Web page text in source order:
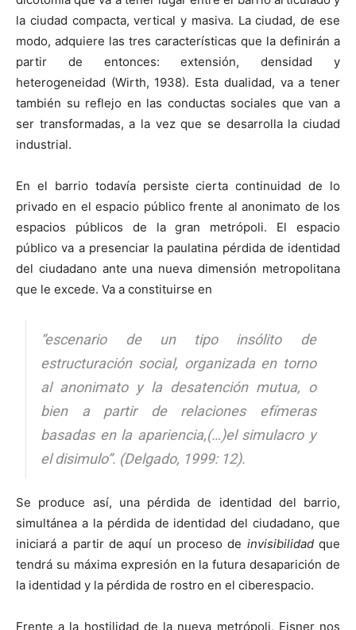
la ciudad compacta, vertical y masiva. La ciudad, de ese
modo, adquiere las tres características que la definirán a
partir de entonces: extensión, densidad y
heterogeneidad (Wirth, 1938). Esta dualidad, va a tener
también su reflejo en las conductas sociales que van a
ser transformadas, a la vez que se desarrolla la ciudad
industrial.
En el barrio todavía persiste cierta continuidad de lo
privado en el espacio público frente al anonimato de los
espacios públicos de la gran metrópoli. El espacio
público va a presenciar la paulatina pérdida de identidad
del ciudadano ante una nueva dimensión metropolitana
que le excede. Va a constituirse en
“escenario de un tipo insólito de
estructuración social, organizada en torno
al anonimato y la desatención mutua, o
bien a partir de relaciones efímeras
basadas en la apariencia,(…)el simulacro y
el disimulo”. (Delgado, 1999: 12).
Se produce así, una pérdida de identidad del barrio,
simultánea a la pérdida de identidad del ciudadano, que
iniciará a partir de aquí un proceso de invisibilidadque
tendrá su máxima expresión en la futura desaparición de
la identidad y la pérdida de rostro en el ciberespacio.
Frente a la hostilidad de la nueva metrópoli, Eisner nos